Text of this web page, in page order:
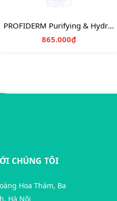
PROFIDERM Purifying & Hydrating Mask/Mặt nạ Enzyme thực vật giúp da tươi sáng 150ml
865.000₫
CHÚNG TÔI
Hoa Thám, Ba
Hà Nội